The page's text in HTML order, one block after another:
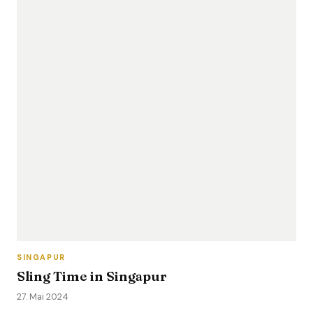
SINGAPUR
Sling Time in Singapur
27. Mai 2024